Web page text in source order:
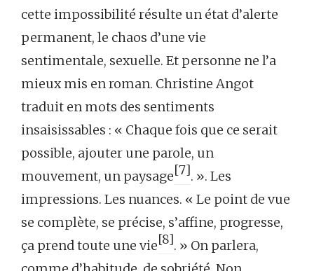
cette impossibilité résulte un état d’alerte
permanent, le chaos d’une vie
sentimentale, sexuelle. Et personne ne l’a
mieux mis en roman. Christine Angot
traduit en mots des sentiments
insaisissables : « Chaque fois que ce serait
possible, ajouter une parole, un
mouvement, un paysage[7]. ». Les
impressions. Les nuances. « Le point de vue
se complète, se précise, s’affine, progresse,
ça prend toute une vie[8]. » On parlera,